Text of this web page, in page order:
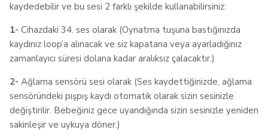
kaydedebilir ve bu sesi 2 farklı şekilde kullanabilirsiniz:
1- Cihazdaki 34. ses olarak (Oynatma tuşuna bastığınızda
kaydınız loop’a alınacak ve siz kapatana veya ayarladığınız
zamanlayıcı süresi dolana kadar aralıksız çalacaktır.)
2- Ağlama sensörü sesi olarak (Ses kaydettiğinizde, ağlama
sensöründeki pışpış kaydı otomatik olarak sizin sesinizle
değiştirilir. Bebeğiniz gece uyandığında sizin sesinizle yeniden
sakinleşir ve uykuya döner.)